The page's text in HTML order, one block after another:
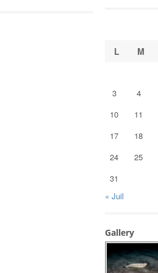
L
M
3
4
10
11
17
18
24
25
31
« Juil
Gallery